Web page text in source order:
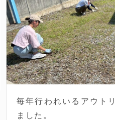
毎年行われいるアウト
ました。